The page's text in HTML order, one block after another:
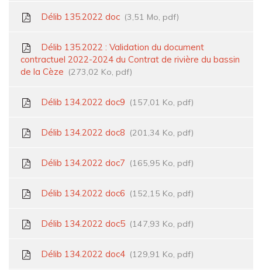
Délib 135.2022 doc 3,51 Mo, pdf
Délib 135.2022 : Validation du document
contractuel 2022-2024 du Contrat de rivière du bassin
de la Cèze
273,02 Ko, pdf
Délib 134.2022 doc9 157,01 Ko, pdf
Délib 134.2022 doc8 201,34 Ko, pdf
Délib 134.2022 doc7 165,95 Ko, pdf
Délib 134.2022 doc6 152,15 Ko, pdf
Délib 134.2022 doc5 147,93 Ko, pdf
Délib 134.2022 doc4 129,91 Ko, pdf